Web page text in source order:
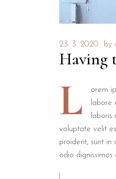
23. 3. 2020 by
Having
L
orem
labore
voluptate velit
proident, sunt
odio dignissimos